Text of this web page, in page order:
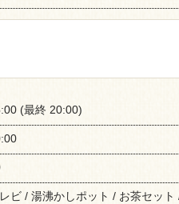
(最終 20:00)
ビ / 湯沸かしポット / お茶セッ